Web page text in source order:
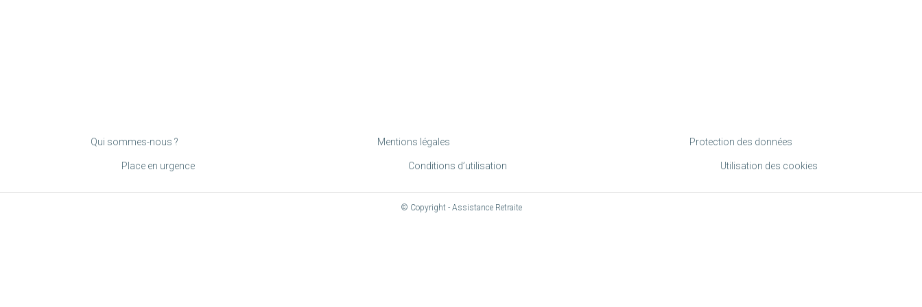
Qui sommes-nous ?
Place en urgence
Mentions légales
Conditions d’utilisation
Protection des données
Utilisation des cookies
© Copyright - Assistance Retraite